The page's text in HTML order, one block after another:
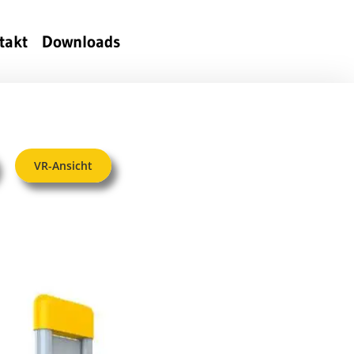
Downloads
VR-Ansicht